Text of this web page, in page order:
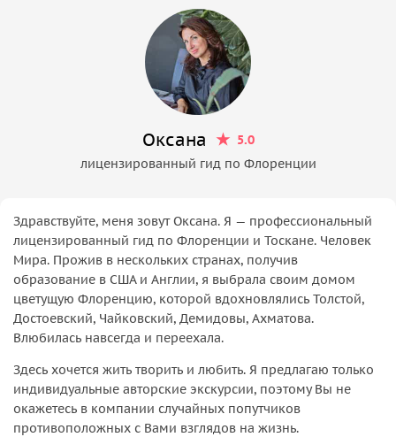
Оксана
5.0
лицензированный гид по Флоренции
Здравствуйте, меня зовут Оксана. Я — профессиональный
лицензированный гид по Флоренции и Тоскане. Человек
Мира. Прожив в нескольких странах, получив
образование в США и Англии, я выбрала своим домом
цветущую Флоренцию, которой вдохновлялись Толстой,
Достоевский, Чайковский, Демидовы, Ахматова.
Влюбилась навсегда и переехала.
Здесь хочется жить творить и любить. Я предлагаю только
индивидуальные авторские экскурсии, поэтому Вы не
окажетесь в компании случайных попутчиков
противоположных с Вами взглядов на жизнь.